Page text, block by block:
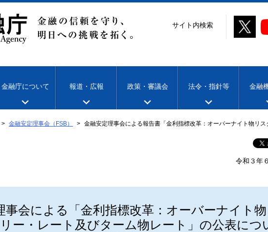
サイト内検索
金融庁について 報道・広報 政策・審議会 法令・指針等 金融
金融安定理事会（FSB） 金融安定理事会による報告書「金利指標改革：オーバーナイト物リ
令和３年
事会による「金利指標改革：オーバーナイト物
ー・レート及びターム物レート」の公表につ